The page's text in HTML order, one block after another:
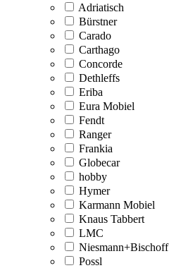
Adriatisch
Bürstner
Carado
Carthago
Concorde
Dethleffs
Eriba
Eura Mobiel
Fendt
Ranger
Frankia
Globecar
hobby
Hymer
Karmann Mobiel
Knaus Tabbert
LMC
Niesmann+Bischoff
Possl